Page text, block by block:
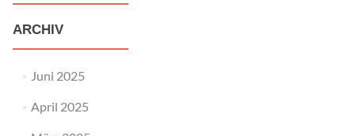
ARCHIV
Juni 2025
April 2025